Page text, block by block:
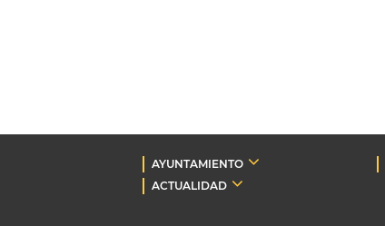
AYUNTAMIENTO
ACTUALIDAD